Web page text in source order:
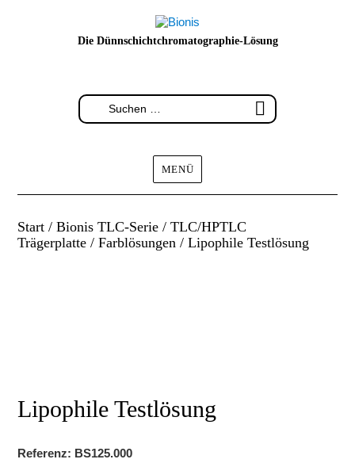
Die Dünnschichtchromatographie-Lösung
MENÜ
Start /Bionis TLC-Serie /TLC/HPTLC
Trägerplatte /Farblösungen / Lipophile Testlösung
Lipophile Testlösung
Referenz: BS125.000